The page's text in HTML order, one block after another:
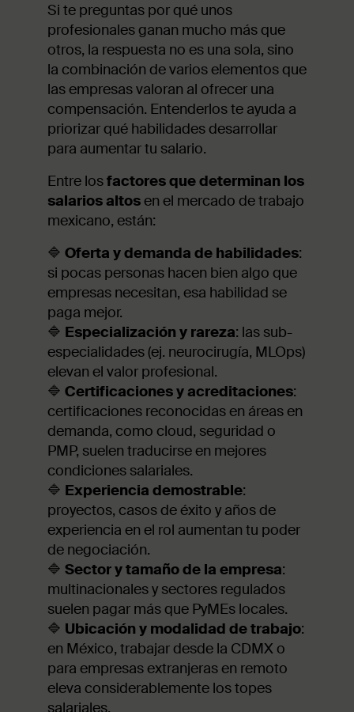
Si te preguntas por qué unos
profesionales ganan mucho más que
otros, la respuesta no es una sola, sino
la combinación de varios elementos que
las empresas valoran al ofrecer una
compensación. Entenderlos te ayuda a
priorizar qué habilidades desarrollar
para aumentar tu salario.
Entre losfactores que determinan los
salarios altosen el mercado de trabajo
mexicano, están:
🔷 Oferta y demanda de habilidades:
si pocas personas hacen bien algo que
empresas necesitan, esa habilidad se
paga mejor.
🔷 Especialización y rareza: las sub-
especialidades (ej. neurocirugía, MLOps)
elevan el valor profesional.
🔷 Certificaciones y acreditaciones:
certificaciones reconocidas en áreas en
demanda, como cloud, seguridad o
PMP, suelen traducirse en mejores
condiciones salariales.
🔷 Experiencia demostrable:
proyectos, casos de éxito y años de
experiencia en el rol aumentan tu poder
de negociación.
🔷 Sector y tamaño de la empresa:
multinacionales y sectores regulados
suelen pagar más que PyMEs locales.
🔷 Ubicación y modalidad de trabajo:
en México, trabajar desde la CDMX o
para empresas extranjeras en remoto
eleva considerablemente los topes
salariales.